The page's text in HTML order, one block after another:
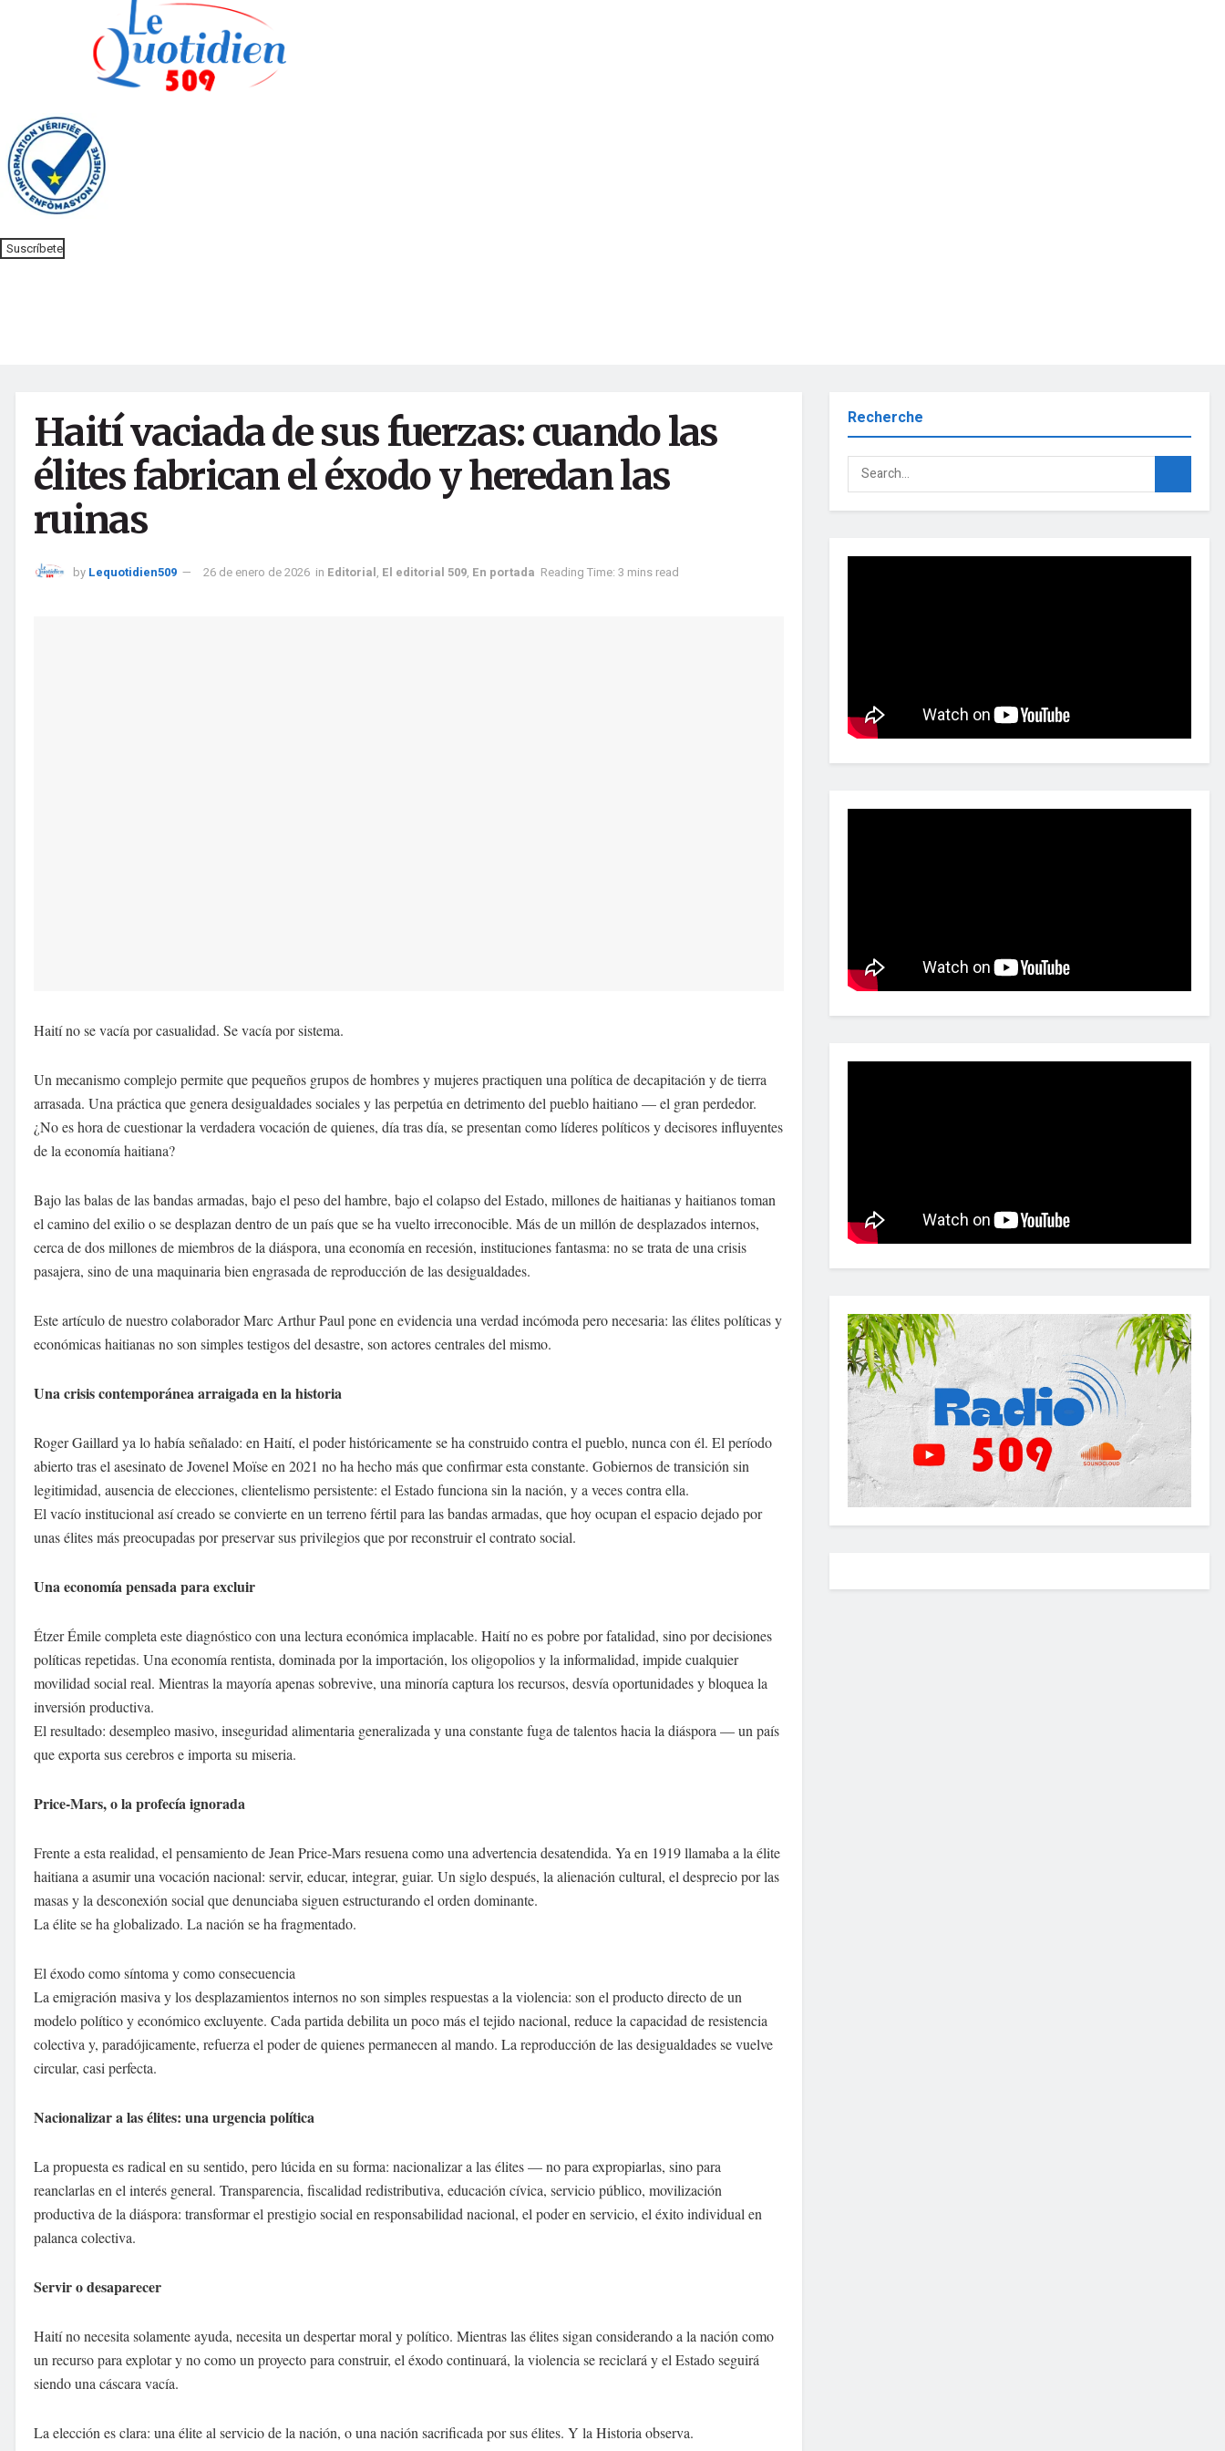
Suscríbete
Haití vaciada de sus fuerzas: cuando las
élites fabrican el éxodo y heredan las
ruinas
by Lequotidien509 26 de enero de 2026 in Editorial, El editorial 509, En portada Reading Time: 3 mins read
Haití no se vacía por casualidad. Se vacía por sistema.
Un mecanismo complejo permite que pequeños grupos de hombres y mujeres practiquen una política de decapitación y de tierra
arrasada. Una práctica que genera desigualdades sociales y las perpetúa en detrimento del pueblo haitiano — el gran perdedor.
¿No es hora de cuestionar la verdadera vocación de quienes, día tras día, se presentan como líderes políticos y decisores influyentes
de la economía haitiana?
Bajo las balas de las bandas armadas, bajo el peso del hambre, bajo el colapso del Estado, millones de haitianas y haitianos toman
el camino del exilio o se desplazan dentro de un país que se ha vuelto irreconocible. Más de un millón de desplazados internos,
cerca de dos millones de miembros de la diáspora, una economía en recesión, instituciones fantasma: no se trata de una crisis
pasajera, sino de una maquinaria bien engrasada de reproducción de las desigualdades.
Este artículo de nuestro colaborador Marc Arthur Paul pone en evidencia una verdad incómoda pero necesaria: las élites políticas y
económicas haitianas no son simples testigos del desastre, son actores centrales del mismo.
Una crisis contemporánea arraigada en la historia
Roger Gaillard ya lo había señalado: en Haití, el poder históricamente se ha construido contra el pueblo, nunca con él. El período
abierto tras el asesinato de Jovenel Moïse en 2021 no ha hecho más que confirmar esta constante. Gobiernos de transición sin
legitimidad, ausencia de elecciones, clientelismo persistente: el Estado funciona sin la nación, y a veces contra ella.
El vacío institucional así creado se convierte en un terreno fértil para las bandas armadas, que hoy ocupan el espacio dejado por
unas élites más preocupadas por preservar sus privilegios que por reconstruir el contrato social.
Una economía pensada para excluir
Étzer Émile completa este diagnóstico con una lectura económica implacable. Haití no es pobre por fatalidad, sino por decisiones
políticas repetidas. Una economía rentista, dominada por la importación, los oligopolios y la informalidad, impide cualquier
movilidad social real. Mientras la mayoría apenas sobrevive, una minoría captura los recursos, desvía oportunidades y bloquea la
inversión productiva.
El resultado: desempleo masivo, inseguridad alimentaria generalizada y una constante fuga de talentos hacia la diáspora — un país
que exporta sus cerebros e importa su miseria.
Price-Mars, o la profecía ignorada
Frente a esta realidad, el pensamiento de Jean Price-Mars resuena como una advertencia desatendida. Ya en 1919 llamaba a la élite
haitiana a asumir una vocación nacional: servir, educar, integrar, guiar. Un siglo después, la alienación cultural, el desprecio por las
masas y la desconexión social que denunciaba siguen estructurando el orden dominante.
La élite se ha globalizado. La nación se ha fragmentado.
El éxodo como síntoma y como consecuencia
La emigración masiva y los desplazamientos internos no son simples respuestas a la violencia: son el producto directo de un
modelo político y económico excluyente. Cada partida debilita un poco más el tejido nacional, reduce la capacidad de resistencia
colectiva y, paradójicamente, refuerza el poder de quienes permanecen al mando. La reproducción de las desigualdades se vuelve
circular, casi perfecta.
Nacionalizar a las élites: una urgencia política
La propuesta es radical en su sentido, pero lúcida en su forma: nacionalizar a las élites — no para expropiarlas, sino para
reanclarlas en el interés general. Transparencia, fiscalidad redistributiva, educación cívica, servicio público, movilización
productiva de la diáspora: transformar el prestigio social en responsabilidad nacional, el poder en servicio, el éxito individual en
palanca colectiva.
Servir o desaparecer
Haití no necesita solamente ayuda, necesita un despertar moral y político. Mientras las élites sigan considerando a la nación como
un recurso para explotar y no como un proyecto para construir, el éxodo continuará, la violencia se reciclará y el Estado seguirá
siendo una cáscara vacía.
La elección es clara: una élite al servicio de la nación, o una nación sacrificada por sus élites. Y la Historia observa.
Recherche